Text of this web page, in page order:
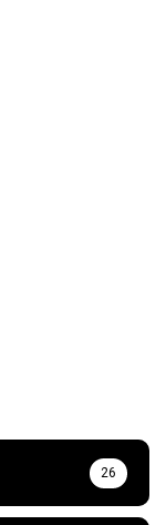
26